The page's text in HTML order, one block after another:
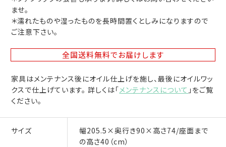
ませ。
＊濡れたものや湿ったものを長時間置くとしみになりますので
ご注意下さい。
全国送料無料でお届けします
家具はメンテナンス後にオイル仕上げを施し、最後にオイルワッ
クスで仕上げています。 詳しくは「メンテナンスについて 」をご覧
ください。
サイズ
幅205.5×奥行き90×高さ74/座面まで
の高さ40（cm）